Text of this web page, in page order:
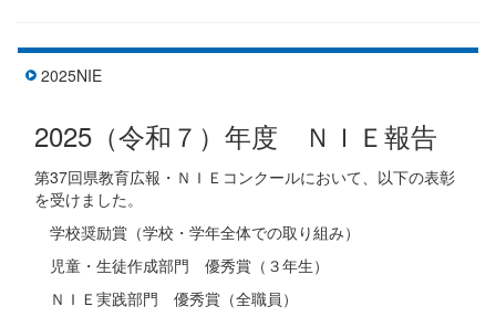
2025NIE
2025（令和７）年度 ＮＩＥ報告
第37回県教育広報・ＮＩＥコンクールにおいて、以下の表彰
を受けました。
学校奨励賞（学校・学年全体での取り組み）
児童・生徒作成部門 優秀賞（３年生）
ＮＩＥ実践部門 優秀賞（全職員）